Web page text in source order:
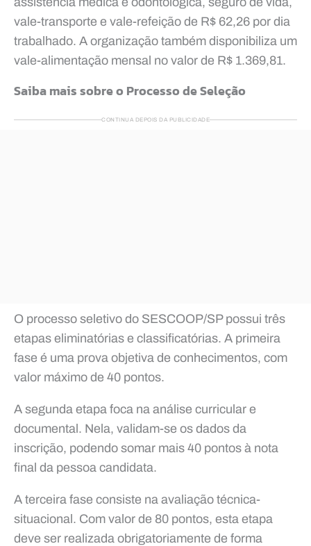
vale-transporte e vale-refeição de R$ 62,26 por dia
trabalhado. A organização também disponibiliza um
vale-alimentação mensal no valor de R$ 1.369,81.
Saiba mais sobre o Processo de Seleção
CONTINUA DEPOIS DA PUBLICIDADE
O processo seletivo do SESCOOP/SP possui três
etapas eliminatórias e classificatórias. A primeira
fase é uma prova objetiva de conhecimentos, com
valor máximo de 40 pontos.
A segunda etapa foca na análise curricular e
documental. Nela, validam-se os dados da
inscrição, podendo somar mais 40 pontos à nota
final da pessoa candidata.
A terceira fase consiste na avaliação técnica-
situacional. Com valor de 80 pontos, esta etapa
deve ser realizada obrigatoriamente de forma